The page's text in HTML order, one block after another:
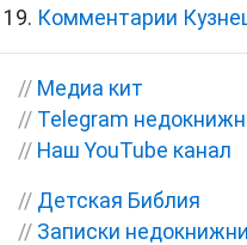
Комментарии
// Медиа кит
// Telegram
// Наш YouTube канал
// Детская Библия
// Записки